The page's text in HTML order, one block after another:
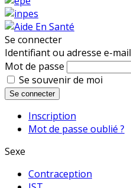
Se connecter
Identifiant ou adresse e-mail
Mot de passe
Se souvenir de moi
Se connecter
Inscription
Mot de passe oublié ?
Sexe
Contraception